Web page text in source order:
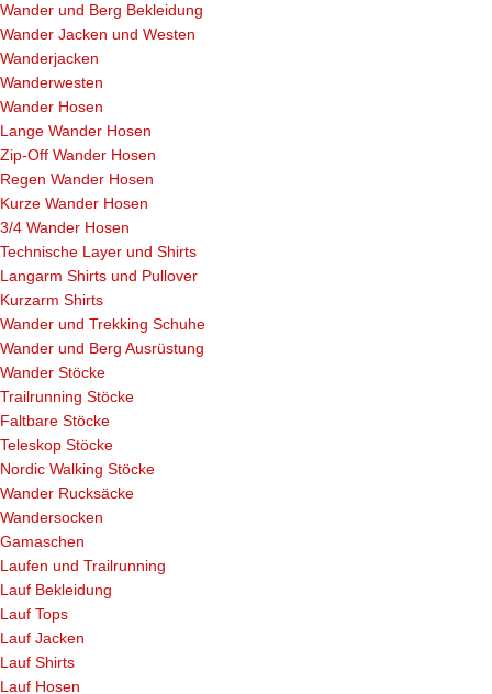
Wander und Berg Bekleidung
Wander Jacken und Westen
Wanderjacken
Wanderwesten
Wander Hosen
Lange Wander Hosen
Zip-Off Wander Hosen
Regen Wander Hosen
Kurze Wander Hosen
3/4 Wander Hosen
Technische Layer und Shirts
Langarm Shirts und Pullover
Kurzarm Shirts
Wander und Trekking Schuhe
Wander und Berg Ausrüstung
Wander Stöcke
Trailrunning Stöcke
Faltbare Stöcke
Teleskop Stöcke
Nordic Walking Stöcke
Wander Rucksäcke
Wandersocken
Gamaschen
Laufen und Trailrunning
Lauf Bekleidung
Lauf Tops
Lauf Jacken
Lauf Shirts
Lauf Hosen